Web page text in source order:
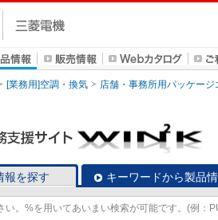
[業務用]空調・換気 店舗・事務所用パッケージ
報を探す キーワードから製品